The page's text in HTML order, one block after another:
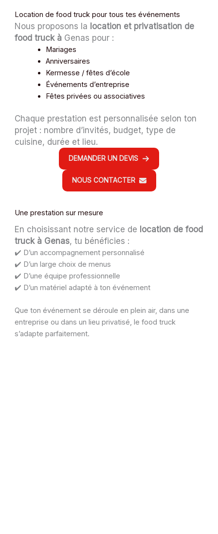
Location de food truck pour tous tes événements
Nous proposons la location et privatisation de
food truck à Genas pour :
Mariages
Anniversaires
Kermesse / fêtes d’école
Événements d’entreprise
Fêtes privées ou associatives
Chaque prestation est personnalisée selon ton
projet : nombre d’invités, budget, type de
cuisine, durée et lieu.
DEMANDER UN DEVIS
NOUS CONTACTER
Une prestation sur mesure
En choisissant notre service de location de food
truck à Genas, tu bénéficies :
✔️ D’un accompagnement personnalisé
✔️ D’un large choix de menus
✔️ D’une équipe professionnelle
✔️ D’un matériel adapté à ton événement
Que ton événement se déroule en plein air, dans une
entreprise ou dans un lieu privatisé, le food truck
s’adapte parfaitement.